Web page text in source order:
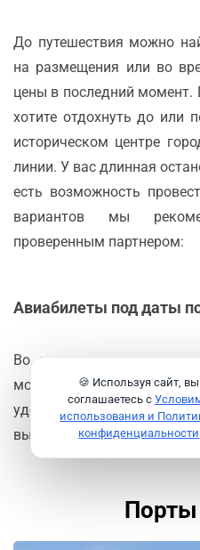
До путешествия можно
на размещения или во
цены в последний момент.
хотите отдохнуть до или
историческом центре
линии. У вас длинная
есть возможность
вариантов мы
проверенным партнером:
Авиабилеты под даты
Во время или до круиза
может стать
удобный сервис по
выручит в любой момент.
🍪 Используя сайт, вы
соглашаетесь с
использования и
конфиденциальности